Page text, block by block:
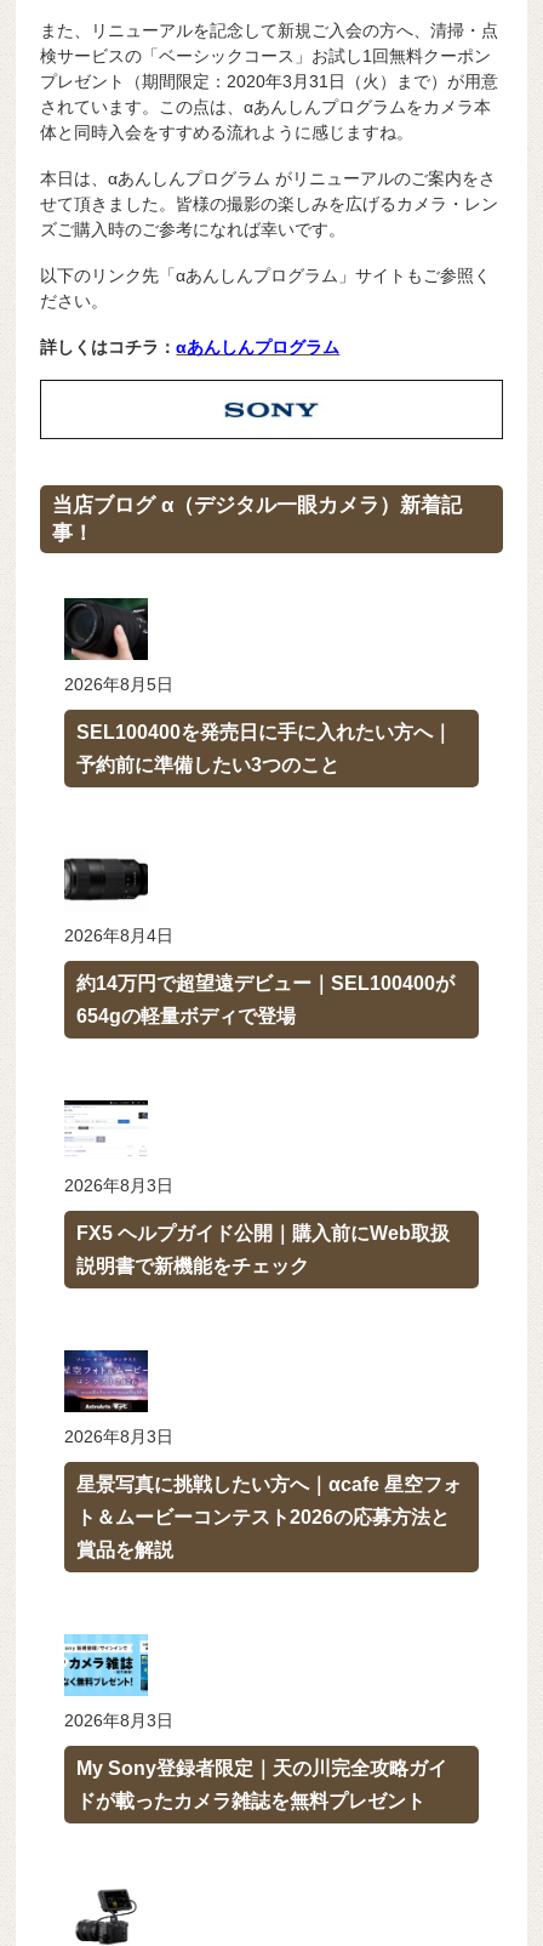
また、リニューアルを記念して新規ご入会の方へ、清掃・点
検サービスの「ベーシックコース」お試し1回無料クーポン
プレゼント（期間限定：2020年3月31日（火）まで）が用意
されています。この点は、αあんしんプログラムをカメラ本
体と同時入会をすすめる流れように感じますね。
本日は、αあんしんプログラム がリニューアルのご案内をさ
せて頂きました。皆様の撮影の楽しみを広げるカメラ・レン
ズご購入時のご参考になれば幸いです。
以下のリンク先「αあんしんプログラム」サイトもご参照く
ださい。
詳しくはコチラ：αあんしんプログラム
当店ブログ α（デジタル一眼カメラ）新着記
事！
2026年8月5日
SEL100400を発売日に手に入れたい方へ｜
予約前に準備したい3つのこと
2026年8月4日
約14万円で超望遠デビュー｜SEL100400が
654gの軽量ボディで登場
2026年8月3日
FX5 ヘルプガイド公開｜購入前にWeb取扱
説明書で新機能をチェック
2026年8月3日
星景写真に挑戦したい方へ｜αcafe 星空フォ
ト＆ムービーコンテスト2026の応募方法と
賞品を解説
2026年8月3日
My Sony登録者限定｜天の川完全攻略ガイ
ドが載ったカメラ雑誌を無料プレゼント